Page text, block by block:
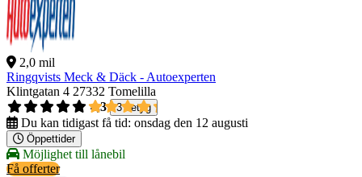
2,0 mil
Ringqvists Meck & Däck - Autoexperten
Klintgatan 4 27332 Tomelilla
4,3
3 betyg
Du kan tidigast få tid: onsdag den 12 augusti
Öppettider
Möjlighet till lånebil
Få offerter